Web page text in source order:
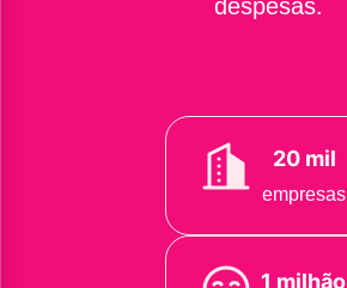
despesas.
20 mil
empresas
1 milhão